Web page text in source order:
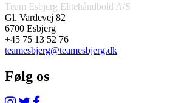
Team Esbjerg Elitehåndbold A/S
Gl. Vardevej 82
6700 Esbjerg
+45 75 13 52 76
teamesbjerg@teamesbjerg.dk
Følg os